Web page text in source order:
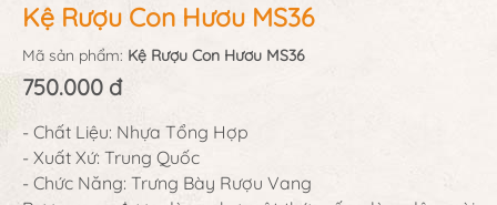
Kệ Rượu Con Hươu MS36
Mã sản phẩm: Kệ Rượu Con Hươu MS36
750.000 đ
- Chất Liệu: Nhựa Tổng Hợp
- Xuất Xứ: Trung Quốc
- Chức Năng: Trưng Bày Rượu Vang